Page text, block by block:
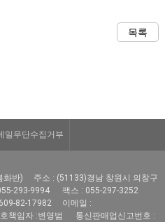
목록
일무단수집거부
화반)
주소 : (51133)경남 창원시 의창구
293-9994
팩스 : 055-297-3252
82-17982
이메일 :
책임자 :변영범 통신판매업신고번호 :